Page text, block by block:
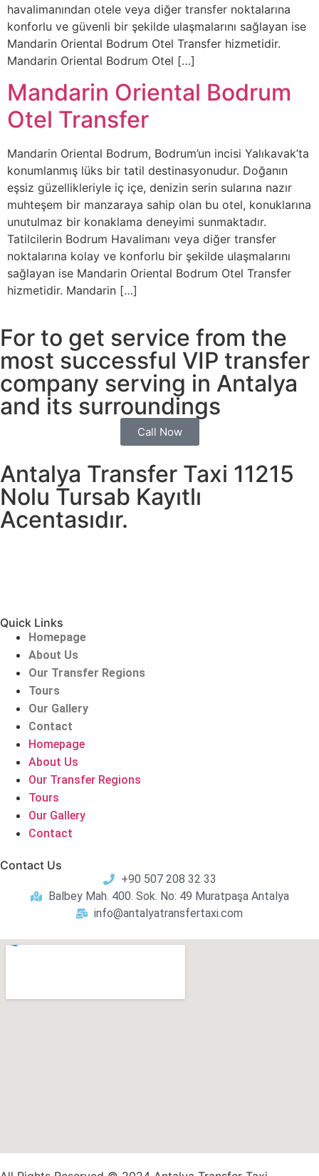
havalimanından otele veya diğer transfer noktalarına
konforlu ve güvenli bir şekilde ulaşmalarını sağlayan ise
Mandarin Oriental Bodrum Otel Transfer hizmetidir.
Mandarin Oriental Bodrum Otel […]
Mandarin Oriental Bodrum
Otel Transfer
Mandarin Oriental Bodrum, Bodrum’un incisi Yalıkavak’ta
konumlanmış lüks bir tatil destinasyonudur. Doğanın
eşsiz güzellikleriyle iç içe, denizin serin sularına nazır
muhteşem bir manzaraya sahip olan bu otel, konuklarına
unutulmaz bir konaklama deneyimi sunmaktadır.
Tatilcilerin Bodrum Havalimanı veya diğer transfer
noktalarına kolay ve konforlu bir şekilde ulaşmalarını
sağlayan ise Mandarin Oriental Bodrum Otel Transfer
hizmetidir. Mandarin […]
For to get service from the
most successful VIP transfer
company serving in Antalya
and its surroundings
Call Now
Antalya Transfer Taxi 11215
Nolu Tursab Kayıtlı
Acentasıdır.
Quick Links
Homepage
About Us
Our Transfer Regions
Tours
Our Gallery
Contact
Homepage
About Us
Our Transfer Regions
Tours
Our Gallery
Contact
Contact Us
+90 507 208 32 33
Balbey Mah. 400. Sok. No: 49 Muratpaşa Antalya
info@antalyatransfertaxi.com